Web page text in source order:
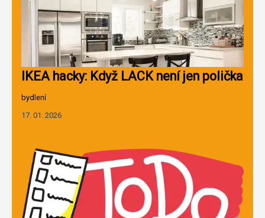
IKEA hacky: Když LACK není jen polička
bydlení
17. 01. 2026